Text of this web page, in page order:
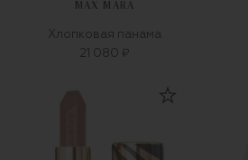
MAX MARA
Хлопковая панама
21 080 ₽